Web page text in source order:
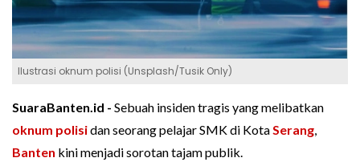
Ilustrasi oknum polisi (Unsplash/Tusik Only)
SuaraBanten.id - Sebuah insiden tragis yang melibatkan
oknum polisidan seorang pelajar SMK di KotaSerang,
Banten kini menjadi sorotan tajam publik.